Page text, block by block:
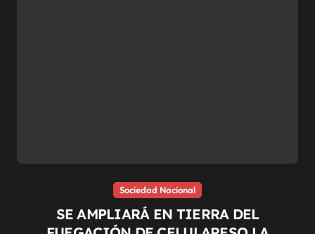
Sociedad Nacional
SE AMPLIARÁ EN TIERRA DEL